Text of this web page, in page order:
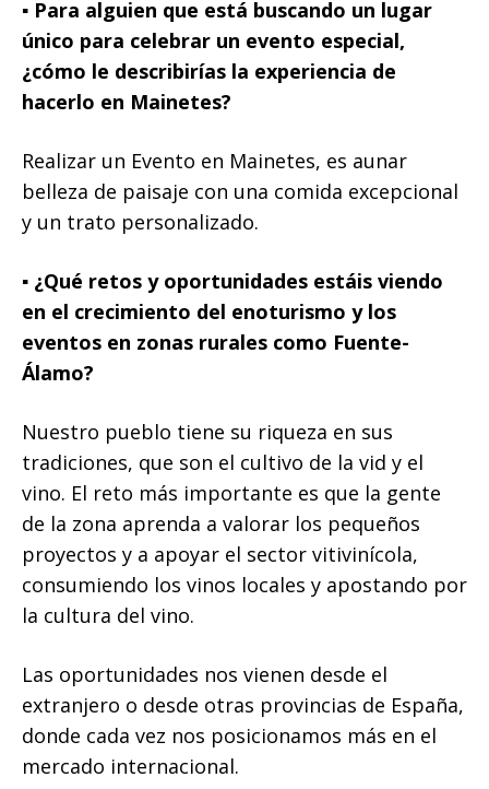
▪️ Para alguien que está buscando un lugar
único para celebrar un evento especial,
¿cómo le describirías la experiencia de
hacerlo en Mainetes?
Realizar un Evento en Mainetes, es aunar
belleza de paisaje con una comida excepcional
y un trato personalizado.
▪️ ¿Qué retos y oportunidades estáis viendo
en el crecimiento del enoturismo y los
eventos en zonas rurales como Fuente-
Álamo?
Nuestro pueblo tiene su riqueza en sus
tradiciones, que son el cultivo de la vid y el
vino. El reto más importante es que la gente
de la zona aprenda a valorar los pequeños
proyectos y a apoyar el sector vitivinícola,
consumiendo los vinos locales y apostando por
la cultura del vino.
Las oportunidades nos vienen desde el
extranjero o desde otras provincias de España,
donde cada vez nos posicionamos más en el
mercado internacional.